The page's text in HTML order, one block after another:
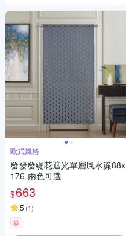
歐式風格
發發發緹花遮光單層風水簾88x
176-兩色可選
$663
5 (1)
券